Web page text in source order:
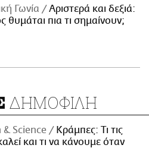
Γωνία
Αριστερά και δεξιά:
θυμάται πια τι σημαίνουν;
ΔΗΜΟΦΙΛΗ
& Science
Κράμπες: Τι τις
και τι να κάνουμε όταν